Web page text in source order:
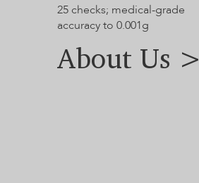
25 checks; medical-grade
accuracy to 0.001g
About Us >